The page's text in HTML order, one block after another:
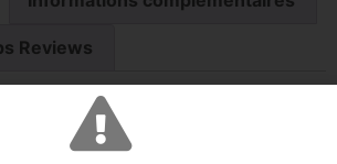
Reviews
diy citron pour vos e-
liquides